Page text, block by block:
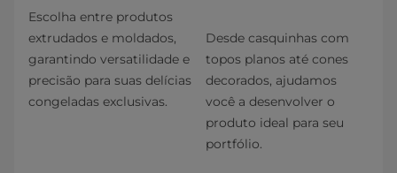
Escolha entre produtos
extrudados e moldados,
garantindo versatilidade e
precisão para suas delícias
congeladas exclusivas.
Desde casquinhas com
topos planos até cones
decorados, ajudamos
você a desenvolver o
produto ideal para seu
portfólio.